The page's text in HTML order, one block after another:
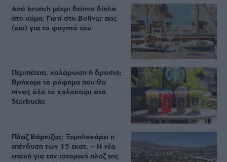
Από brunch μέχρι δείπνο δίπλα
στο κύμα: Γιατί στο Bolivar πας
(και) για το φαγητό του
Περιπέτεια, χαλάρωση ή δροσιά;
Βρήκαμε το ρόφημα που θα
πίνεις όλο το καλοκαίρι στα
Starbucks
Πλαζ Βάρκιζας: Ξεμπλοκάρει η
επένδυση των 15 εκατ. – Η νέα
εποχή για την ιστορική πλαζ της